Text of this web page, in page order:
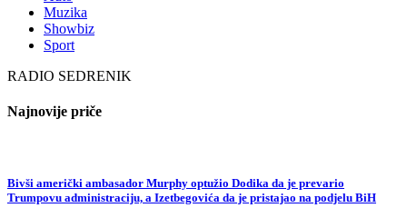
Muzika
Showbiz
Sport
RADIO SEDRENIK
Najnovije priče
Bivši američki ambasador Murphy optužio Dodika da je prevario
Trumpovu administraciju, a Izetbegovića da je pristajao na podjelu BiH